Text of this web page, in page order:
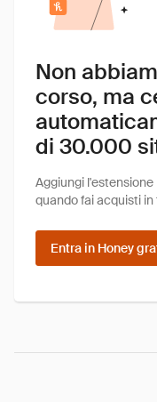
Non
corso, ma
di 30.000
Aggiungi
quando fai acquisti
Entra in Honey